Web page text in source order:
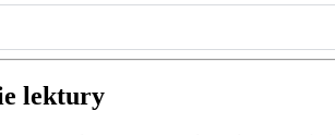
lektury